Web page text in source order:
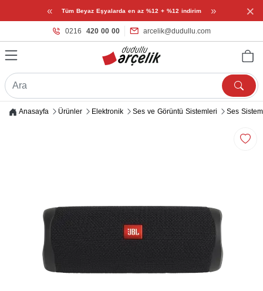
« Tüm Beyaz Eşyalarda en az %12 + %12 indirim » ×
0216 420 00 00 arcelik@dudullu.com
Anasayfa Ürünler Elektronik Ses ve Görüntü Sistemleri Ses